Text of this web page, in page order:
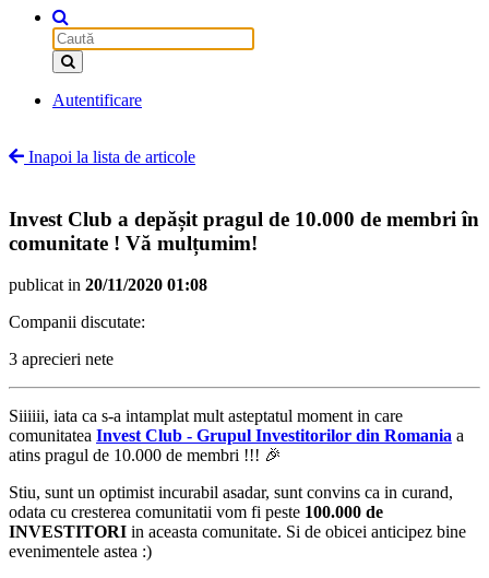
Autentificare
Inapoi la lista de articole
Invest Club a depășit pragul de 10.000 de membri în
comunitate ! Vă mulțumim!
publicat in 20/11/2020 01:08
Companii discutate:
3 aprecieri nete
Siiiiii, iata ca s-a intamplat mult asteptatul moment in care
comunitatea Invest Club - Grupul Investitorilor din Romania a
atins pragul de 10.000 de membri !!! 🎉
Stiu, sunt un optimist incurabil asadar, sunt convins ca in curand,
odata cu cresterea comunitatii vom fi peste 100.000 de
INVESTITORI in aceasta comunitate. Si de obicei anticipez bine
evenimentele astea :)